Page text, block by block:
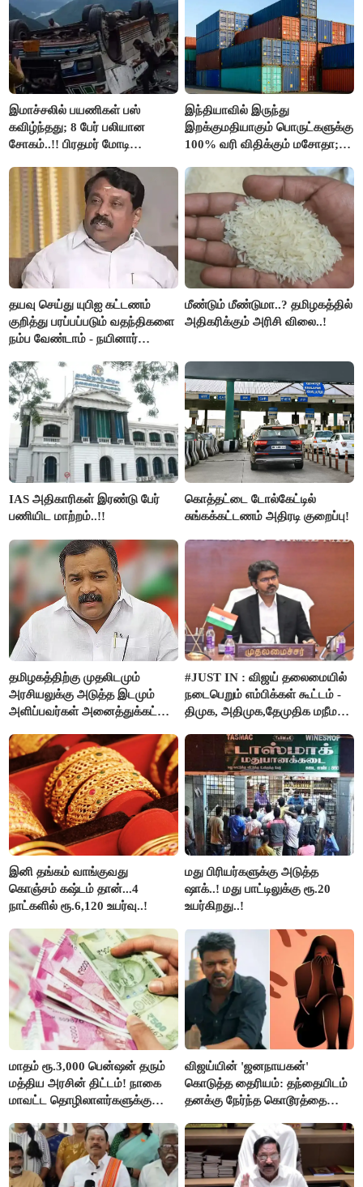
இமாச்சலில் பயணிகள் பஸ்
கவிழ்ந்தது; 8 பேர் பலியான
சோகம்..!! பிரதமர் மோடி
இந்தியாவில் இருந்து
இறக்குமதியாகும் பொருட்களுக்கு
100% வரி விதிக்கும் மசோதா;
தயவு செய்து யுபிஐ கட்டணம்
குறித்து பரப்பப்படும் வதந்திகளை
நம்ப வேண்டாம் - நயினார்
மீண்டும் மீண்டுமா..? தமிழகத்தில்
அதிகரிக்கும் அரிசி விலை..!
IAS அதிகாரிகள் இரண்டு பேர்
பணியிட மாற்றம்..!!
கொத்தட்டை டோல்கேட்டில்
சுங்கக்கட்டணம் அதிரடி குறைப்பு!
தமிழகத்திற்கு முதலிடமும்
அரசியலுக்கு அடுத்த இடமும்
அளிப்பவர்கள் அனைத்துக்கட்சி
பங்கேற்பார்கள் - மாணிக்கம்
தாகூர்..!!
#JUST IN : விஜய் தலைமையில்
நடைபெறும் எம்பிக்கள் கூட்டம் -
திமுக, அதிமுக,தேமுதிக மநீம
இனி தங்கம் வாங்குவது
கொஞ்சம் கஷ்டம் தான்...4
நாட்களில் ரூ.6,120 உயர்வு..!
மது பிரியர்களுக்கு அடுத்த
ஷாக்..! மது பாட்டிலுக்கு ரூ.20
உயர்கிறது..!
மாதம் ரூ.3,000 பென்ஷன் தரும்
மத்திய அரசின் திட்டம்! நாகை
மாவட்ட தொழிலாளர்களுக்கு
செய்தி!
விஜய்யின் 'ஜனநாயகன்'
கொடுத்த தைரியம்: தந்தையிடம்
தனக்கு நேர்ந்த கொடூரத்தை